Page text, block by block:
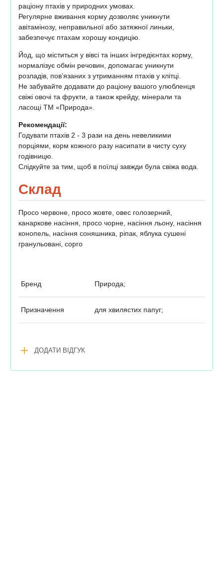
раціону птахів у природних умовах.
Регулярне вживання корму дозволяє уникнути
авітамінозу, неправильної або затяжної линьки,
забезпечує птахам хорошу кондицію.
Йод, що міститься у вівсі та інших інгредієнтах корму,
нормалізує обмін речовин, допомагає уникнути
розладів, пов’язаних з утриманням птахів у клітці.
Не забувайте додавати до раціону вашого улюбленця
свіжі овочі та фрукти, а також крейду, мінерали та
ласощі ТМ «Природа».
Рекомендації:
Годувати птахів 2 - 3 рази на день невеликими
порціями, корм кожного разу насипати в чисту суху
годівницю.
Слідкуйте за тим, щоб в поїлці завжди була свіжа вода.
Склад
Просо червоне, просо жовте, овес голозерний,
канаркове насіння, просо чорне, насіння льону, насіння
конопель, насіння соняшника, ріпак, яблука сушені
гранульовані, сорго
Бренд Природа;
Призначення для хвилястих папуг;
add ДОДАТИ ВІДГУК